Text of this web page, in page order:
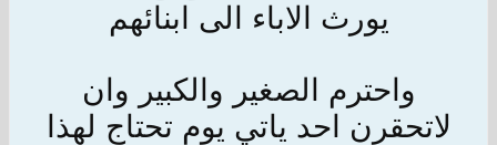
يورث الاباء الى ابنائهم
واحترم الصغير والكبير وان
لاتحقرن احد ياتي يوم تحتاج لهذا